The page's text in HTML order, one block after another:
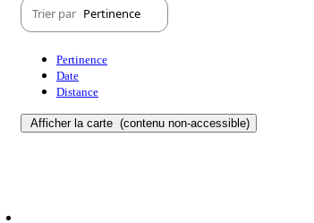
Trier par Pertinence
Pertinence
Date
Distance
Afficher la carte (contenu non-accessible)